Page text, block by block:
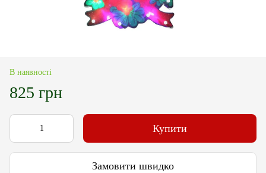
В наявності
825 грн
Купити
Замовити швидко